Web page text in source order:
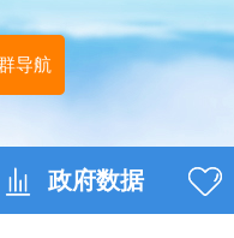
导航
政府数据